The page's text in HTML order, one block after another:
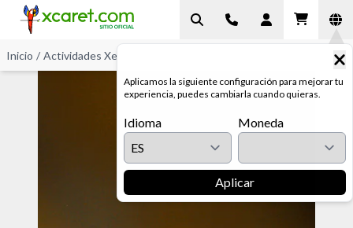
Aplicamos la siguiente configuración para mejorar tu
experiencia, puedes cambiarla cuando quieras.
Idioma Moneda
Aplicar
Inicio / Actividades Xel-Há